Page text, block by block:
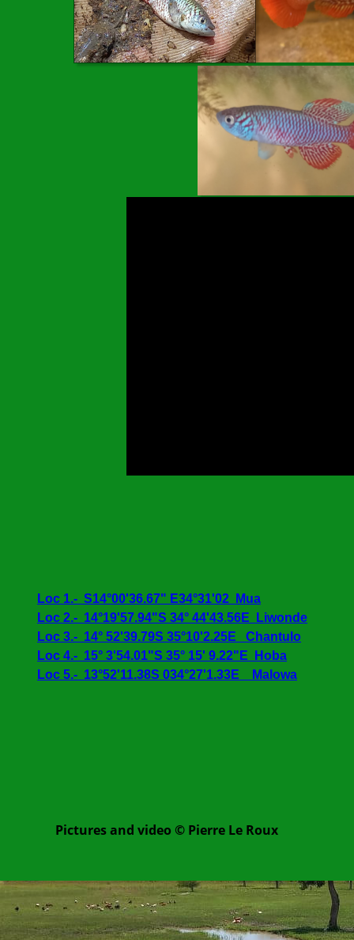
Pictures and video © Pierre Le Roux
Loc 1.-  S14°00'36.67" E34°31'02  Mua
Loc 2.-  14°19'57.94"S 34° 44'43.56E  Liwonde
Loc 3.-  14° 52'39.79S 35°10'2.25E   Chantulo
Loc 4.-  15° 3'54.01"S 35° 15' 9.22"E  Hoba
Loc 5.-  13°52'11.38S 034°27'1.33E    Malowa